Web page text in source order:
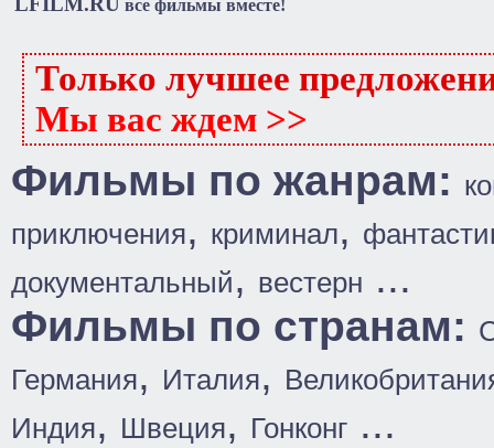
все фильмы вместе!
Только лучшее
Мы вас ждем >>
Фильмы по жанрам:
приключения, криминал,
документальный, вестерн ...
Фильмы по странам:
Германия, Италия,
Индия, Швеция, Гонконг ...